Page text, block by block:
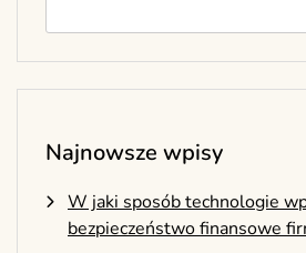
Najnowsze wpisy
W jaki sposób technologie
bezpieczeństwo finansowe